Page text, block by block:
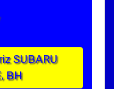
SUBARU
BH